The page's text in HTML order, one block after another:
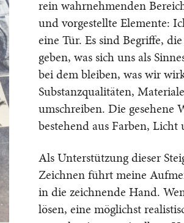
rein wahrnehmenden
und vorgestellte Elemente:
eine Tür. Es sind Begriffe,
geben, was sich uns als
bei dem bleiben, was wir
Substanzqualitäten,
umschreiben. Die gesehene
bestehend aus Farben, Licht
Als Unterstützung dieser
Zeichnen führt meine
in die zeichnende Hand.
lösen, eine möglichst